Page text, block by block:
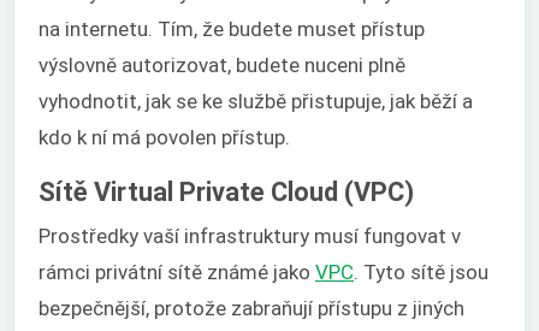
na internetu. Tím, že budete muset přístup
výslovně autorizovat, budete nuceni plně
vyhodnotit, jak se ke službě přistupuje, jak běží a
kdo k ní má povolen přístup.
Sítě Virtual Private Cloud (VPC)
Prostředky vaší infrastruktury musí fungovat v
rámci privátní sítě známé jako VPC. Tyto sítě jsou
bezpečnější, protože zabraňují přístupu z jiných